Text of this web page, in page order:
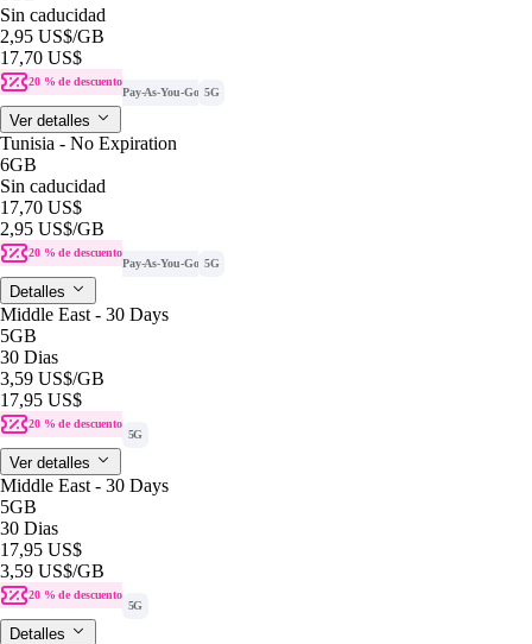
Sin caducidad
2,95 US$/GB
17,70 US$
20 % de descuento
Pay-As-You-Go 5G
Ver detalles
Tunisia - No Expiration
6GB
Sin caducidad
17,70 US$
2,95 US$/GB
20 % de descuento
Pay-As-You-Go 5G
Detalles
Middle East - 30 Days
5GB
30 Dias
3,59 US$/GB
17,95 US$
20 % de descuento
5G
Ver detalles
Middle East - 30 Days
5GB
30 Dias
17,95 US$
3,59 US$/GB
20 % de descuento
5G
Detalles